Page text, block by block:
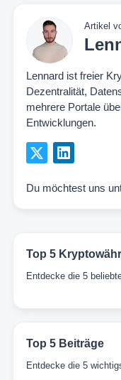
Artikel
Lennard ist freier
Dezentralität,
mehrere Portale
Entwicklungen.
Du möchtest uns
Top 5
Entdecke die 5
Top 5 Beiträge
Entdecke die 5